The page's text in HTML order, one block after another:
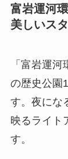
富岩運河
美しいス
「富岩運
の歴史公園
す。夜にな
映るライト
す。